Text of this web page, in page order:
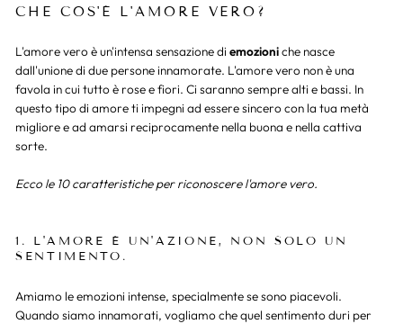
CHE COS'È L'AMORE VERO?
L'amore vero è un'intensa sensazione di emozioniche nasce
dall'unione di due persone innamorate. L'amore vero non è una
favola in cui tutto è rose e fiori. Ci saranno sempre alti e bassi. In
questo tipo di amore ti impegni ad essere sincero con la tua metà
migliore e ad amarsi reciprocamente nella buona e nella cattiva
sorte.
Ecco le 10 caratteristiche per riconoscere l'amore vero.
1. L'AMORE È UN'AZIONE, NON SOLO UN
SENTIMENTO.
Amiamo le emozioni intense, specialmente se sono piacevoli.
Quando siamo innamorati, vogliamo che quel sentimento duri per